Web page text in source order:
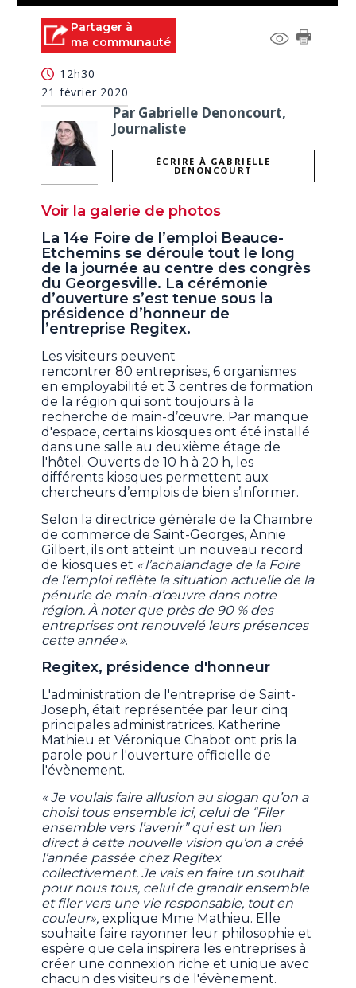
seconds
seconds
Partager à
ma communauté
12h30
21 février 2020
Par Gabrielle Denoncourt,
Journaliste
ÉCRIRE À GABRIELLE
DENONCOURT
Voir la galerie de photos
La 14e Foire de l’emploi Beauce-
Etchemins se déroule tout le long
de la journée au centre des congrès
du Georgesville. La cérémonie
d’ouverture s’est tenue sous la
présidence d’honneur de
l’entreprise Regitex.
Les visiteurs peuvent
rencontrer 80 entreprises, 6 organismes
en employabilité et 3 centres de formation
de la région qui sont toujours à la
recherche de main-d’œuvre. Par manque
d'espace, certains kiosques ont été installé
dans une salle au deuxième étage de
l'hôtel. Ouverts de 10 h à 20 h, les
différents kiosques permettent aux
chercheurs d’emplois de bien s’informer.
Selon la directrice générale de la Chambre
de commerce de Saint-Georges, Annie
Gilbert, ils ont atteint un nouveau record
de kiosques et « l’achalandage de la Foire
de l’emploi reflète la situation actuelle de la
pénurie de main-d’œuvre dans notre
région. À noter que près de 90 % des
entreprises ont renouvelé leurs présences
cette année ».
Regitex, présidence d'honneur
L'administration de l'entreprise de Saint-
Joseph, était représentée par leur cinq
principales administratrices. Katherine
Mathieu et Véronique Chabot ont pris la
parole pour l'ouverture officielle de
l'évènement.
« Je voulais faire allusion au slogan qu’on a
choisi tous ensemble ici, celui de “Filer
ensemble vers l’avenir” qui est un lien
direct à cette nouvelle vision qu’on a créé
l’année passée chez Regitex
collectivement. Je vais en faire un souhait
pour nous tous, celui de grandir ensemble
et filer vers une vie responsable, tout en
couleur», explique Mme Mathieu. Elle
souhaite faire rayonner leur philosophie et
espère que cela inspirera les entreprises à
créer une connexion riche et unique avec
chacun des visiteurs de l'évènement.